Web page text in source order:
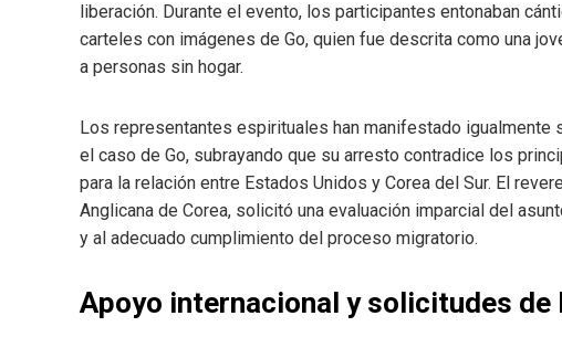
liberación. Durante el evento, los participantes entonaban
carteles con imágenes de Go, quien fue descrita como una
a personas sin hogar.
Los representantes espirituales han manifestado igualmente
el caso de Go, subrayando que su arresto contradice los
para la relación entre Estados Unidos y Corea del Sur. El
Anglicana de Corea, solicitó una evaluación imparcial del
y al adecuado cumplimiento del proceso migratorio.
Apoyo internacional y solicitudes de